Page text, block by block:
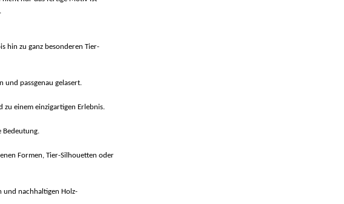
hin zu ganz besonderen Tier-
und passgenau gelasert.
zu einem einzigartigen Erlebnis.
Bedeutung.
Formen, Tier-Silhouetten oder
und nachhaltigen Holz-